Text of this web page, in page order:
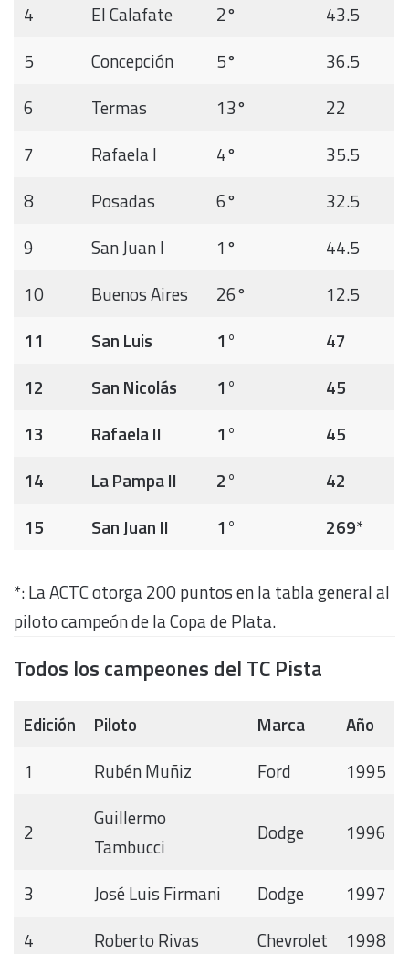
4 El Calafate 2°
43.5
5
Concepción 5°
36.5
6
Termas 13°
22
7
Rafaela I 4°
35.5
8
Posadas 6°
32.5
9
San Juan I 1°
44.5
10
Buenos Aires 26°
12.5
11
San Luis 1°
47
12
San Nicolás 1°
45
13
Rafaela II 1°
45
14
La Pampa II 2°
42
15
San Juan II 1° 269*
*: La ACTC otorga 200 puntos en la tabla general al
piloto campeón de la Copa de Plata.
Todos los campeones del TC Pista
Edición Piloto Marca
Año
1
Rubén Muñiz Ford 1995
2
Guillermo
Tambucci
Dodge 1996
3 José Luis Firmani Dodge
1997
4
Roberto Rivas Chevrolet
1998